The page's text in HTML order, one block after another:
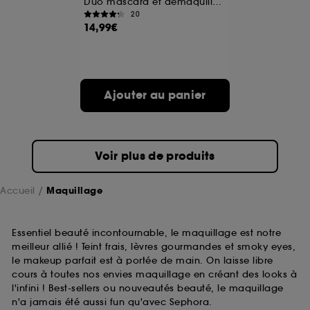
20
14,99€
Ajouter au panier
Voir plus de produits
Accueil Maquillage
Essentiel beauté incontournable, le maquillage est notre
meilleur allié ! Teint frais, lèvres gourmandes et smoky eyes,
le makeup parfait est à portée de main. On laisse libre
cours à toutes nos envies maquillage en créant des looks à
l'infini ! Best-sellers ou nouveautés beauté, le maquillage
n'a jamais été aussi fun qu'avec Sephora.
A l'exception des cookies techniques, le dépôt et la
choix" ci-dessous ou décider de "tout accepter".
Sephora pourra associer les informations de
navigation collectées par ces Cookies, pour les
sur "continuer sans accepter". Voous pouvez à tout
moment choisir de retirer votrte consentement. Si vous
souhaitez obtenir plus d'information sur les cookies